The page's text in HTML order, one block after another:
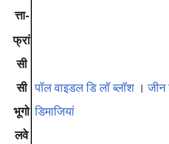
त्ता-
फ्रां
सी
सी
भूगो
लवे
पॉल वाइडल डि लॉ ब्लॉश।
डिमाजियां